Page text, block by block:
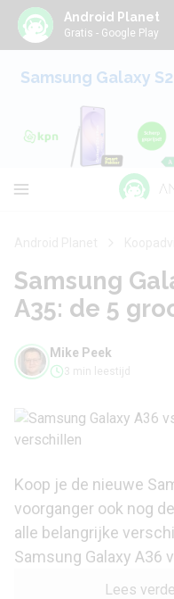
Android Planet
Gratis - Google Play
Samsung Galaxy
Samsung
A35: de 5
Mike Peek
3 min leestijd
Koop je de nieuwe
voorganger ook nog
alle belangrijke
Samsung Galaxy A36
Lees